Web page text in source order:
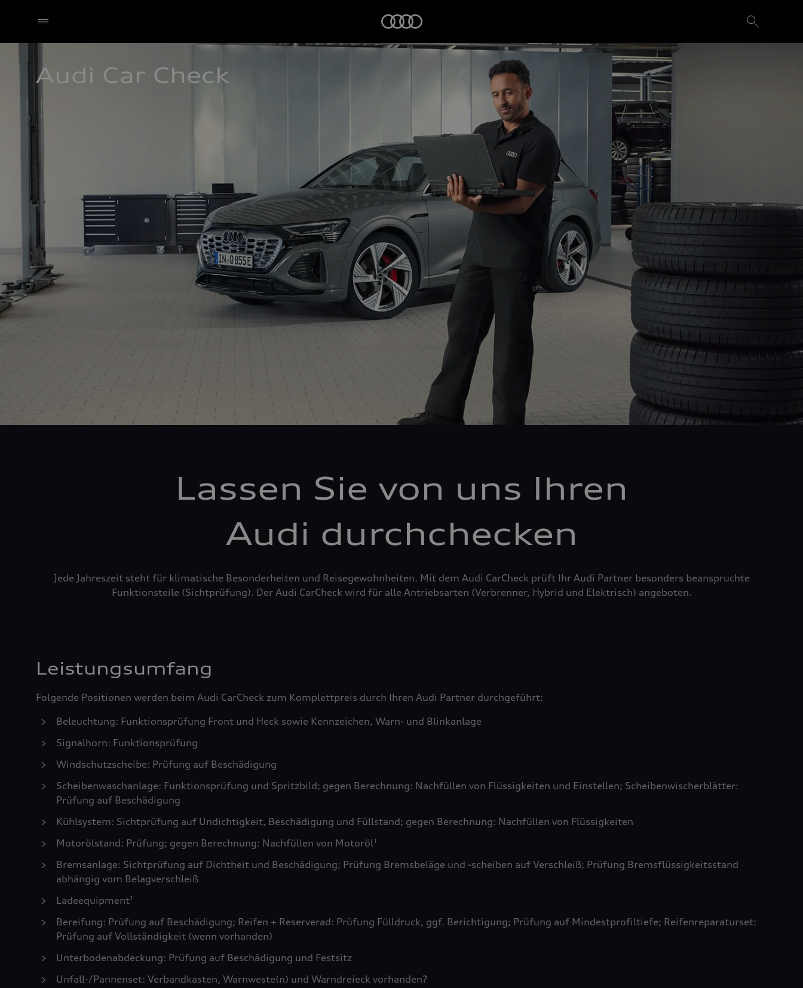
Audi Car Check
Lassen Sie von uns Ihren
Audi durchchecken
Jede Jahreszeit steht für klimatische Besonderheiten und Reisegewohnheiten. Mit dem Audi CarCheck prüft Ihr Audi Partner besonders beanspruchte
Funktionsteile (Sichtprüfung). Der Audi CarCheck wird für alle Antriebsarten (Verbrenner, Hybrid und Elektrisch) angeboten.
Leistungsumfang
Folgende Positionen werden beim Audi CarCheck zum Komplettpreis durch Ihren Audi Partner durchgeführt:
Beleuchtung: Funktionsprüfung Front und Heck sowie Kennzeichen, Warn- und Blinkanlage
Signalhorn: Funktionsprüfung
Windschutzscheibe: Prüfung auf Beschädigung
Scheibenwaschanlage: Funktionsprüfung und Spritzbild; gegen Berechnung: Nachfüllen von Flüssigkeiten und Einstellen; Scheibenwischerblätter:
Prüfung auf Beschädigung
Kühlsystem: Sichtprüfung auf Undichtigkeit, Beschädigung und Füllstand; gegen Berechnung: Nachfüllen von Flüssigkeiten
Motorölstand: Prüfung; gegen Berechnung: Nachfüllen von Motoröl1
Bremsanlage: Sichtprüfung auf Dichtheit und Beschädigung; Prüfung Bremsbeläge und -scheiben auf Verschleiß; Prüfung Bremsflüssigkeitsstand
abhängig vom Belagverschleiß
Ladeequipment1
Bereifung: Prüfung auf Beschädigung; Reifen + Reserverad: Prüfung Fülldruck, ggf. Berichtigung; Prüfung auf Mindestprofiltiefe; Reifenreparaturset:
Prüfung auf Vollständigkeit (wenn vorhanden)
Unterbodenabdeckung: Prüfung auf Beschädigung und Festsitz
Unfall-/Pannenset: Verbandkasten, Warnweste(n) und Warndreieck vorhanden?